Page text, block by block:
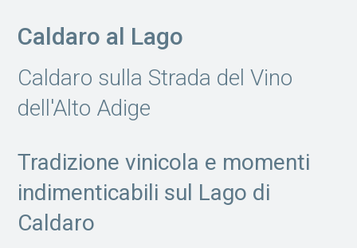
Caldaro al Lago
Caldaro sulla Strada del Vino
dell'Alto Adige
Tradizione vinicola e momenti
indimenticabili sul Lago di
Caldaro